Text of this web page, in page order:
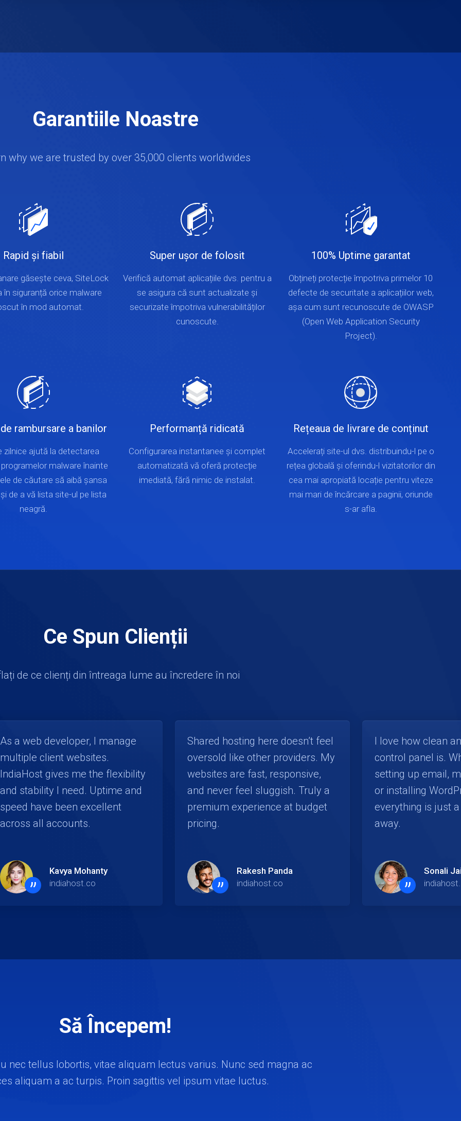
Garantiile Noastre
why we are trusted by over 35,000 clients worldwides
Rapid și fiabil
găsește ceva, SiteLock
în siguranță orice malware
în mod automat.
Super ușor de folosit
Verifică automat aplicațiile dvs. pentru a
se asigura că sunt actualizate și
securizate împotriva vulnerabilităților
cunoscute.
100% Uptime garantat
Obțineți protecție împotriva primelor 10
defecte de securitate a aplicațiilor web,
așa cum sunt recunoscute de OWASP
(Open Web Application Security
Project).
rambursare a banilor
zilnice ajută la detectarea
malware înainte
de căutare să aibă șansa
de a vă lista site-ul pe lista
neagră.
Performanță ridicată
Configurarea instantanee și complet
automatizată vă oferă protecție
imediată, fără nimic de instalat.
Rețeaua de livrare de conținut
Accelerați site-ul dvs. distribuindu-l pe o
rețea globală și oferindu-l vizitatorilor din
cea mai apropiată locație pentru viteze
mai mari de încărcare a paginii, oriunde
s-ar afla.
Ce Spun Clienții
de ce clienți din întreaga lume au încredere în noi
As a web developer, I manage
multiple client websites.
IndiaHost gives me the flexibility
and stability I need. Uptime and
speed have been excellent
across all accounts.
”
Kavya Mohanty
indiahost.co
Shared hosting here doesn’t feel
oversold like other providers. My
websites are fast, responsive,
and never feel sluggish. Truly a
premium experience at budget
pricing.
”
Rakesh Panda
indiahost.co
I love how clean
control panel is.
setting up email,
or installing
everything is just
away.
”
Sonali
Să Începem!
nec tellus lobortis, vitae aliquam lectus varius. Nunc sed magna ac
aliquam a ac turpis. Proin sagittis vel ipsum vitae luctus.